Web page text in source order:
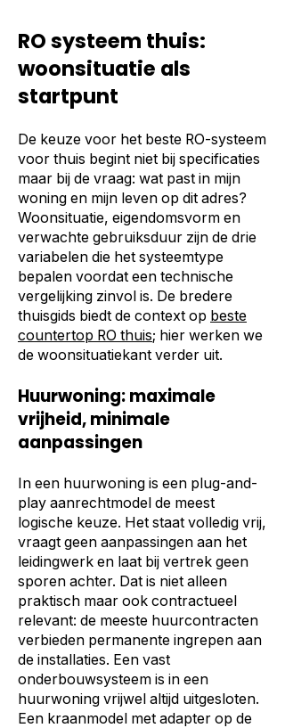
RO systeem thuis:
woonsituatie als
startpunt
De keuze voor het beste RO-systeem
voor thuis begint niet bij specificaties
maar bij de vraag: wat past in mijn
woning en mijn leven op dit adres?
Woonsituatie, eigendomsvorm en
verwachte gebruiksduur zijn de drie
variabelen die het systeemtype
bepalen voordat een technische
vergelijking zinvol is. De bredere
thuisgids biedt de context op beste
countertop RO thuis; hier werken we
de woonsituatiekant verder uit.
Huurwoning: maximale
vrijheid, minimale
aanpassingen
In een huurwoning is een plug-and-
play aanrechtmodel de meest
logische keuze. Het staat volledig vrij,
vraagt geen aanpassingen aan het
leidingwerk en laat bij vertrek geen
sporen achter. Dat is niet alleen
praktisch maar ook contractueel
relevant: de meeste huurcontracten
verbieden permanente ingrepen aan
de installaties. Een vast
onderbouwsysteem is in een
huurwoning vrijwel altijd uitgesloten.
Een kraanmodel met adapter op de